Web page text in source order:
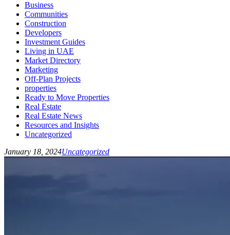
Business
Communities
Construction
Developers
Investment Guides
Living in UAE
Market Directory
Marketing
Off-Plan Projects
properties
Ready to Move Properties
Real Estate
Real Estate News
Resources and Insights
Uncategorized
January 18, 2024Uncategorized